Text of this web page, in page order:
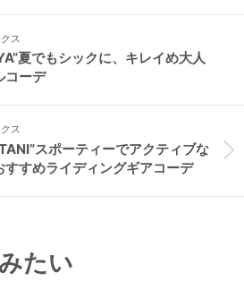
ス
夏でもシックに、キレイめ大人
コーデ
ス
スポーティーでアクティブな
すすめライディングギアコーデ
たい